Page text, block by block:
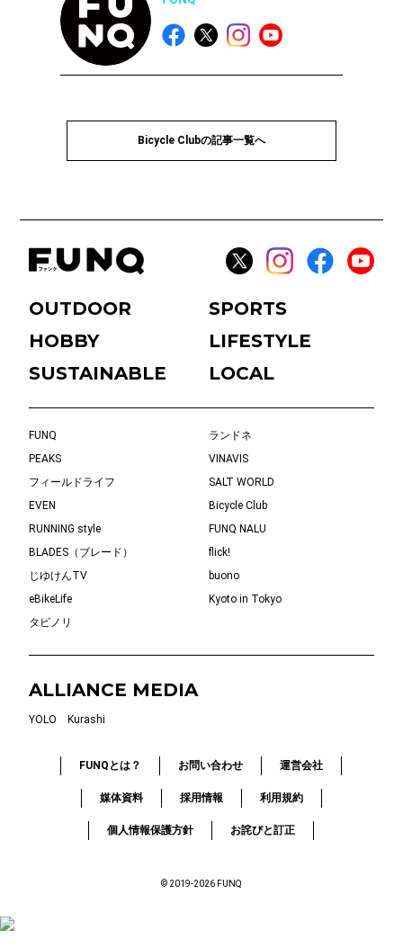
Bicycle Clubの記事一覧へ
OUTDOOR
SPORTS
HOBBY
LIFESTYLE
SUSTAINABLE
LOCAL
FUNQ
ランドネ
PEAKS
VINAVIS
フィールドライフ
SALT WORLD
EVEN
Bicycle Club
RUNNING style
FUNQ NALU
BLADES（ブレード）
flick!
じゆけんTV
buono
eBikeLife
Kyoto in Tokyo
タビノリ
ALLIANCE MEDIA
YOLO Kurashi
FUNQとは？ お問い合わせ 運営会社
媒体資料 採用情報 利用規約
個人情報保護方針 お詫びと訂正
© 2019-2026 FUNQ